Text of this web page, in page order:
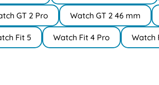
GT 2 Pro Watch GT 2 46 mm
Fit 5 Watch Fit 4 Pro Watch